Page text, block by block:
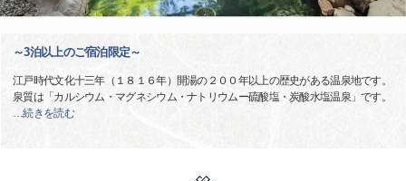
～3泊以上のご宿泊限定～
江戸時代文化十三年（１８１６年）開湯の２００年以上の歴史がある温泉地です。
泉質は「カルシウム・マグネシウム・ナトリウムー硫酸塩・炭酸水塩温泉」です。
…続きを読む